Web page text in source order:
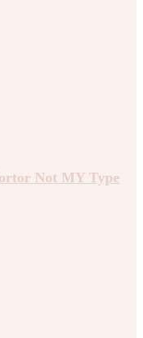
Not MY Type